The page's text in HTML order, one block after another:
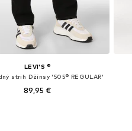
LEVI'S ®
strih Džínsy '505® REGULAR'
89,95 €